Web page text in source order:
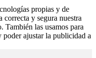
propias y de
correcta y segura nuestra
También las usamos para
poder ajustar la publicidad a